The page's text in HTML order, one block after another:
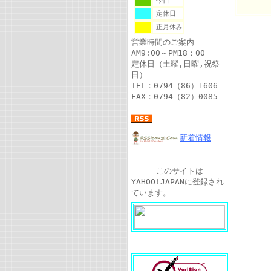
定休日
正月休み
営業時間のご案内
AM9:00～PM18：00
定休日（土曜,日曜,祝祭
日）
TEL：0794（86）1606
FAX：0794（82）0085
新着情報
このサイトは
YAHOO!JAPANに登録され
ています。